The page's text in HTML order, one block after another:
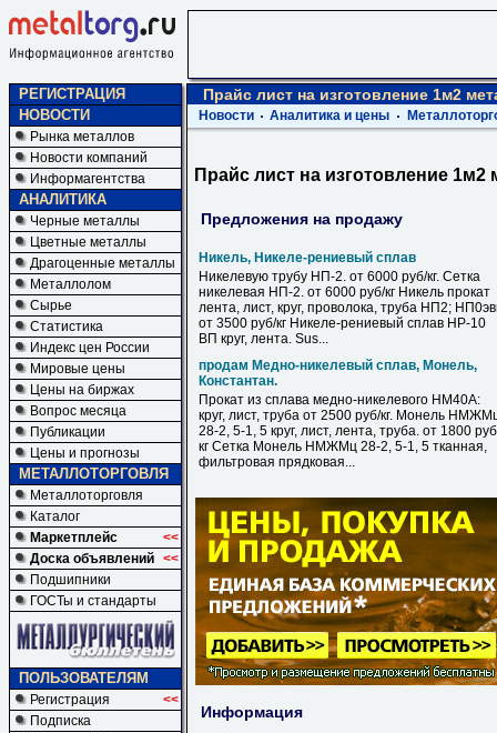
РЕГИСТРАЦИЯ
НОВОСТИ
Рынка металлов
Новости компаний
Информагентства
АНАЛИТИКА
Черные металлы
Цветные металлы
Драгоценные металлы
Металлолом
Сырье
Статистика
Индекс цен России
Мировые цены
Цены на биржах
Вопрос месяца
Публикации
Цены и прогнозы
МЕТАЛЛОТОРГОВЛЯ
Металлоторговля
Каталог
Маркетплейс
<<
Доска объявлений <<
Подшипники
ГОСТы и стандарты
ПОЛЬЗОВАТЕЛЯМ
Регистрация
<<
Подписка
Прайс лист на изготовление 1м2
Новости Аналитика и цены
Прайс лист на изготовление
Предложения на продажу
Никель, Никеле-рениевый сплав
Никелевую трубу НП-2. от 6000 руб/кг. Сетка
никелевая НП-2. от 6000 руб/кг Никель прокат
лента, лист, круг, проволока, труба НП2;
от 3500 руб/кг Никеле-рениевый сплав НР-10
ВП круг, лента. Sus...
продам Медно-никелевый сплав, Монель,
Константан.
Прокат из сплава медно-никелевого НМ40А:
круг, лист, труба от 2500 руб/кг. Монель
28-2, 5-1, 5 круг, лист, лента, труба. от 1800
кг Сетка Монель НМЖМц 28-2, 5-1, 5 тканная,
фильтровая прядковая...
Информация